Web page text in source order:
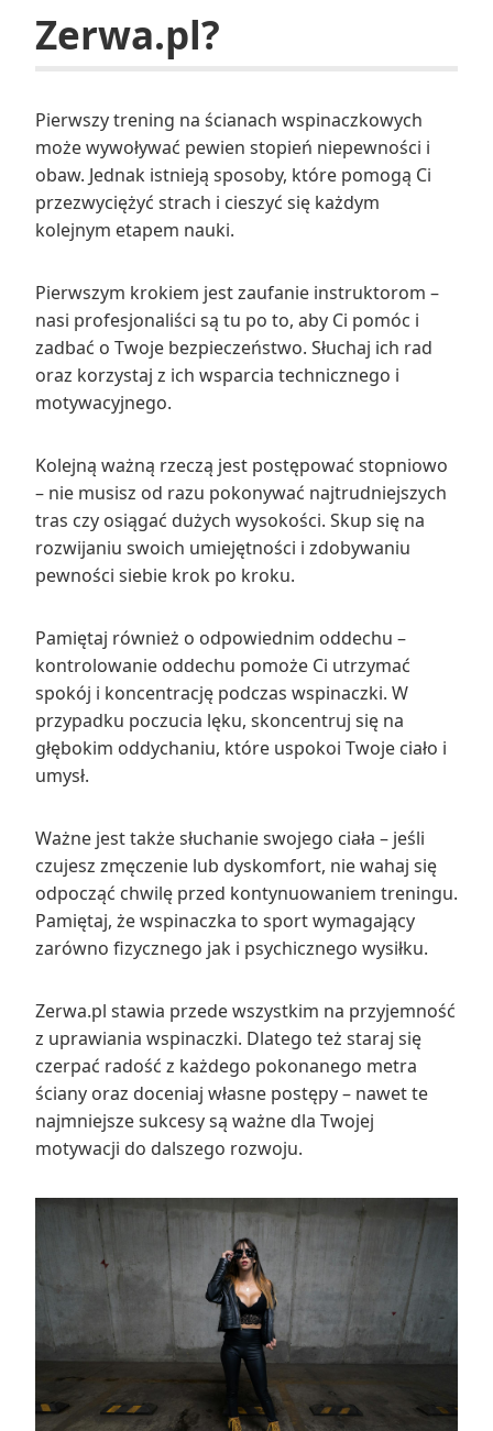
Zerwa.pl?
Pierwszy trening na ścianach wspinaczkowych
może wywoływać pewien stopień niepewności i
obaw. Jednak istnieją sposoby, które pomogą Ci
przezwyciężyć strach i cieszyć się każdym
kolejnym etapem nauki.
Pierwszym krokiem jest zaufanie instruktorom –
nasi profesjonaliści są tu po to, aby Ci pomóc i
zadbać o Twoje bezpieczeństwo. Słuchaj ich rad
oraz korzystaj z ich wsparcia technicznego i
motywacyjnego.
Kolejną ważną rzeczą jest postępować stopniowo
– nie musisz od razu pokonywać najtrudniejszych
tras czy osiągać dużych wysokości. Skup się na
rozwijaniu swoich umiejętności i zdobywaniu
pewności siebie krok po kroku.
Pamiętaj również o odpowiednim oddechu –
kontrolowanie oddechu pomoże Ci utrzymać
spokój i koncentrację podczas wspinaczki. W
przypadku poczucia lęku, skoncentruj się na
głębokim oddychaniu, które uspokoi Twoje ciało i
umysł.
Ważne jest także słuchanie swojego ciała – jeśli
czujesz zmęczenie lub dyskomfort, nie wahaj się
odpocząć chwilę przed kontynuowaniem treningu.
Pamiętaj, że wspinaczka to sport wymagający
zarówno fizycznego jak i psychicznego wysiłku.
Zerwa.pl stawia przede wszystkim na przyjemność
z uprawiania wspinaczki. Dlatego też staraj się
czerpać radość z każdego pokonanego metra
ściany oraz doceniaj własne postępy – nawet te
najmniejsze sukcesy są ważne dla Twojej
motywacji do dalszego rozwoju.